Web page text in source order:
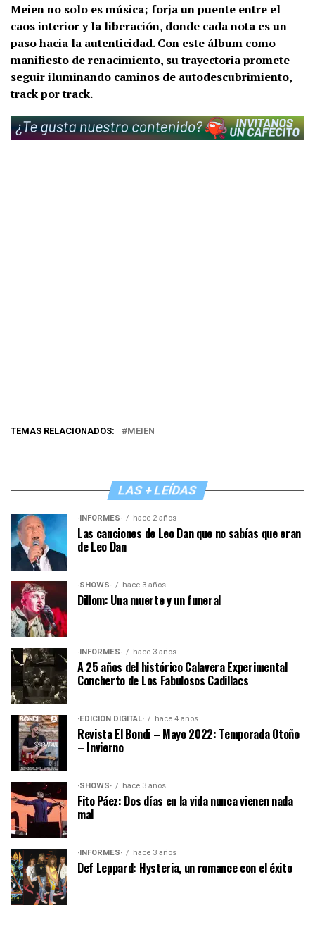
Meien no solo es música; forja un puente entre el
caos interior y la liberación, donde cada nota es un
paso hacia la autenticidad. Con este álbum como
manifiesto de renacimiento, su trayectoria promete
seguir iluminando caminos de autodescubrimiento,
track por track.
TEMAS RELACIONADOS: MEIEN
LAS + LEÍDAS
·INFORMES· hace 2 años
Las canciones de Leo Dan que no sabías que eran
de Leo Dan
·SHOWS· hace 3 años
Dillom: Una muerte y un funeral
·INFORMES· hace 3 años
A 25 años del histórico Calavera Experimental
Concherto de Los Fabulosos Cadillacs
·EDICIÓN DIGITAL· hace 4 años
Revista El Bondi – Mayo 2022: Temporada Otoño
– Invierno
·SHOWS· hace 3 años
Fito Páez: Dos días en la vida nunca vienen nada
mal
·INFORMES· hace 3 años
Def Leppard: Hysteria, un romance con el éxito